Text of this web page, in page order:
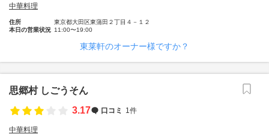
中華料理
住所
東京都大田区東蒲田２丁目４－１２
本日の営業状況 11:00〜19:00
東莱軒のオーナー様ですか？
思郷村 しごうそん
3.17
口コミ 1件
中華料理